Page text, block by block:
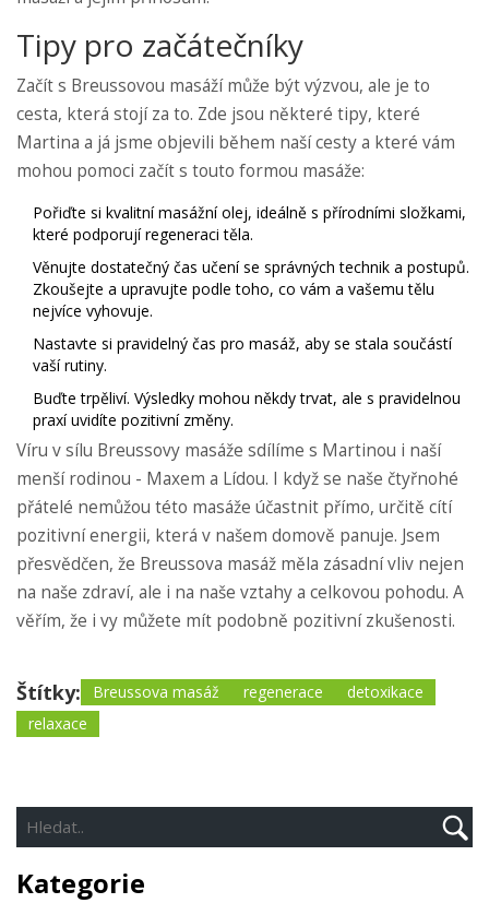
Tipy pro začátečníky
Začít s Breussovou masáží může být výzvou, ale je to
cesta, která stojí za to. Zde jsou některé tipy, které
Martina a já jsme objevili během naší cesty a které vám
mohou pomoci začít s touto formou masáže:
Pořiďte si kvalitní masážní olej, ideálně s přírodními složkami,
které podporují regeneraci těla.
Věnujte dostatečný čas učení se správných technik a postupů.
Zkoušejte a upravujte podle toho, co vám a vašemu tělu
nejvíce vyhovuje.
Nastavte si pravidelný čas pro masáž, aby se stala součástí
vaší rutiny.
Buďte trpěliví. Výsledky mohou někdy trvat, ale s pravidelnou
praxí uvidíte pozitivní změny.
Víru v sílu Breussovy masáže sdílíme s Martinou i naší
menší rodinou - Maxem a Lídou. I když se naše čtyřnohé
přátelé nemůžou této masáže účastnit přímo, určitě cítí
pozitivní energii, která v našem domově panuje. Jsem
přesvědčen, že Breussova masáž měla zásadní vliv nejen
na naše zdraví, ale i na naše vztahy a celkovou pohodu. A
věřím, že i vy můžete mít podobně pozitivní zkušenosti.
Štítky: Breussova masáž regenerace
detoxikace
relaxace
Kategorie